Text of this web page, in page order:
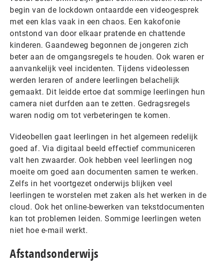
begin van de lockdown ontaardde een videogesprek
met een klas vaak in een chaos. Een kakofonie
ontstond van door elkaar pratende en chattende
kinderen. Gaandeweg begonnen de jongeren zich
beter aan de omgangsregels te houden. Ook waren er
aanvankelijk veel incidenten. Tijdens videolessen
werden leraren of andere leerlingen belachelijk
gemaakt. Dit leidde ertoe dat sommige leerlingen hun
camera niet durfden aan te zetten. Gedragsregels
waren nodig om tot verbeteringen te komen.
Videobellen gaat leerlingen in het algemeen redelijk
goed af. Via digitaal beeld effectief communiceren
valt hen zwaarder. Ook hebben veel leerlingen nog
moeite om goed aan documenten samen te werken.
Zelfs in het voortgezet onderwijs blijken veel
leerlingen te worstelen met zaken als het werken in de
cloud. Ook het online-bewerken van tekstdocumenten
kan tot problemen leiden. Sommige leerlingen weten
niet hoe e-mail werkt.
Afstandsonderwijs